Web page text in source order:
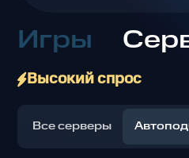
Игры
Высокий спрос
Все серверы